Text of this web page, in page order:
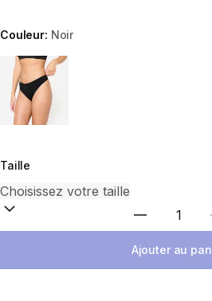
Couleur: Noir
Choose a variant
Taille
Ajouter au